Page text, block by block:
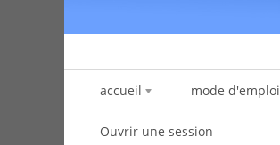
accueil mode d'emploi
Ouvrir une session